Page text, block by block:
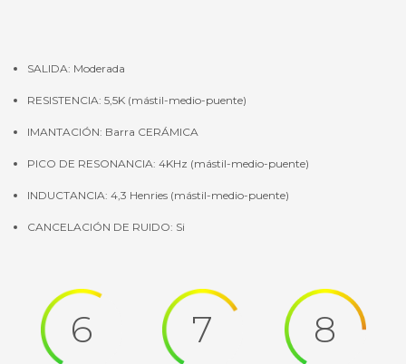
SALIDA: Moderada
RESISTENCIA: 5,5K (mástil-medio-puente)
IMANTACIÓN: Barra CERÁMICA
PICO DE RESONANCIA: 4KHz (mástil-medio-puente)
INDUCTANCIA: 4,3 Henries (mástil-medio-puente)
CANCELACIÓN DE RUIDO: Si
6 7 8